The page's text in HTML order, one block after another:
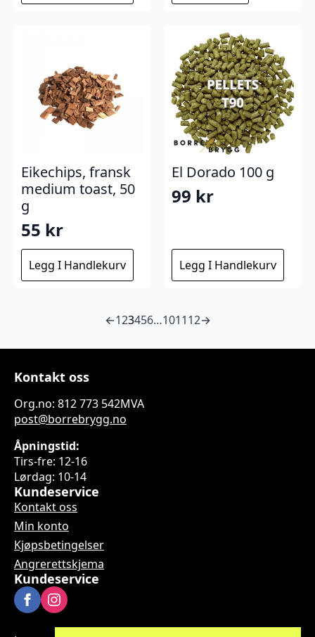
Eikechips, fransk
medium toast, 50
g
55 kr
Legg I Handlekurv
El Dorado 100 g
99 kr
Legg I Handlekurv
←123456…101112→
Kontakt oss
Org.no: 812 773 542MVA
post@borrebrygg.no
Åpningstid:
Tirs-fre: 12-16
Lørdag: 10-14
Kundeservice
Kontakt oss
Min konto
Kjøpsbetingelser
Angrerettskjema
Kundeservice